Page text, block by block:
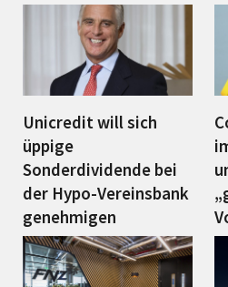
Unicredit will sich
üppige
Sonderdividende bei
der Hypo-Vereinsbank
genehmigen